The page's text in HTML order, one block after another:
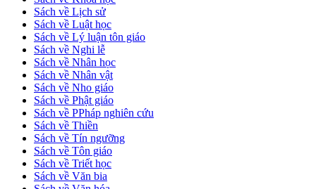
Sách về Lịch sử
Sách về Luật học
Sách về Lý luận tôn giáo
Sách về Nghi lễ
Sách về Nhân học
Sách về Nhân vật
Sách về Nho giáo
Sách về Phật giáo
Sách về PPháp nghiên cứu
Sách về Thiền
Sách về Tín ngưỡng
Sách về Tôn giáo
Sách về Triết học
Sách về Văn bia